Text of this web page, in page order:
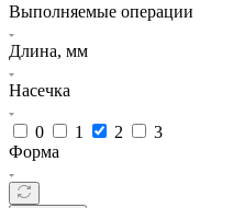
Выполняемые операции
Длина, мм
Насечка
0 1 2
3
Форма